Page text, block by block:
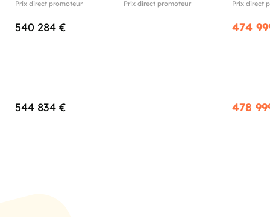
Prix direct promoteur Prix direct promoteur Prix direct
540 284 € 474
544 834 € 478